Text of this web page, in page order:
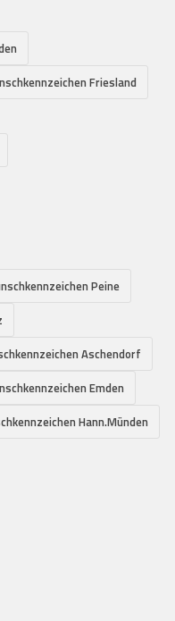
Friesland
Peine
Aschendorf
Emden
Hann.Münden